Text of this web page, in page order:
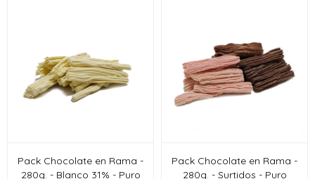
Pack Chocolate en Rama -
280g. - Blanco 31% - Puro
Pack Chocolate en Rama -
280g. - Surtidos - Puro